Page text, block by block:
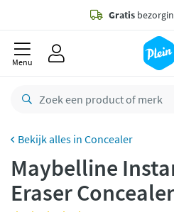
Gratis
besteld,
CO2 neutraal
Betaal met
Menu
Concealer
Maybelline
Eraser